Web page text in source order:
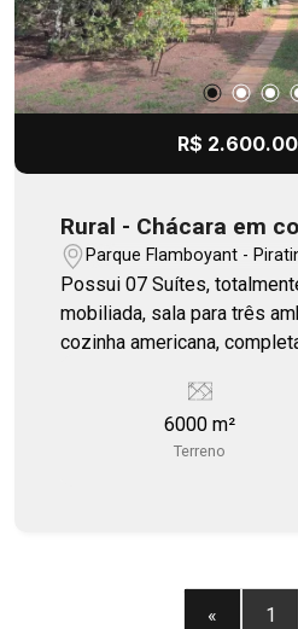
R$
Rural - Chácara em
Parque Flamboyant -
Possui 07 Suítes,
mobiliada, sala para três
cozinha americana,
fogão, forno, geladeira,
balcão de granito, mesa
Garagem para 4 carros
6000 m²
Terreno
« 1